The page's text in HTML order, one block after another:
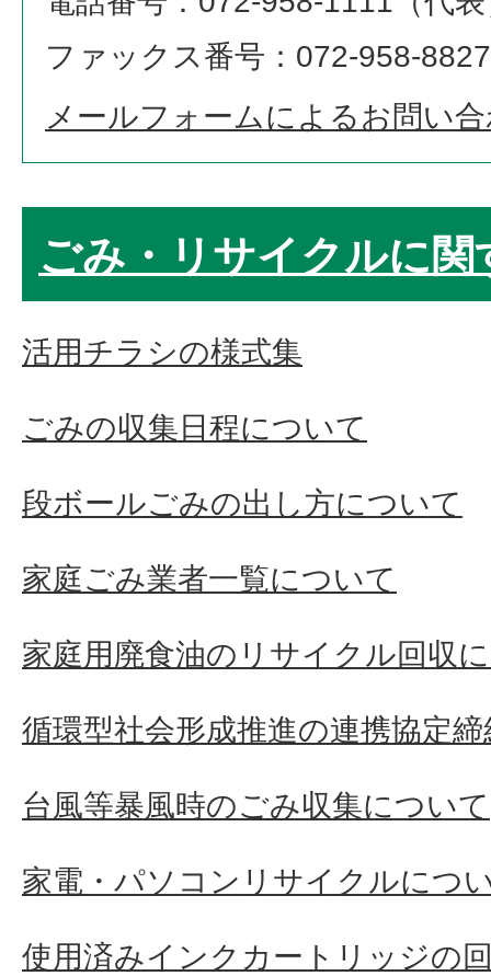
ファックス番号：072-958-8827
メールフォームによるお問い
ごみ・リサイクルに関
活用チラシの様式集
ごみの収集日程について
段ボールごみの出し方について
家庭ごみ業者一覧について
家庭用廃食油のリサイクル回収
循環型社会形成推進の連携協定
台風等暴風時のごみ収集について
家電・パソコンリサイクルにつ
使用済みインクカートリッジの